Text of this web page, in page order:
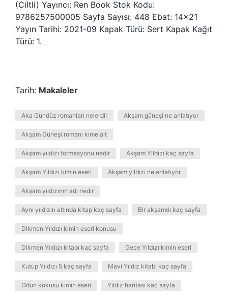
(Ciltli) Yayıncı: Ren Book Stok Kodu:
9786257500005 Sayfa Sayısı: 448 Ebat: 14×21
Yayın Tarihi: 2021-09 Kapak Türü: Sert Kapak Kağıt
Türü: 1.
Tarih: Makaleler
Aka Gündüz romanları nelerdir Akşam güneşi ne anlatıyor
Akşam Güneşi romanı kime ait
Akşam yıldızı formasyonu nedir Akşam Yıldızı kaç sayfa
Akşam Yıldızı kimin eseri Akşam yıldızı ne anlatıyor
Akşam yıldızının adı nedir
Aynı yıldızın altında kitap kaç sayfa Bir akşamdı kaç sayfa
Dikmen Yıldızı kimin eseri konusu
Dikmen Yıldızı kitabı kaç sayfa Gece Yıldızı kimin eseri
Kutup Yıldızı 5 kaç sayfa Mavi Yıldız kitabı kaç sayfa
Odun kokusu kimin eseri Yıldız haritası kaç sayfa